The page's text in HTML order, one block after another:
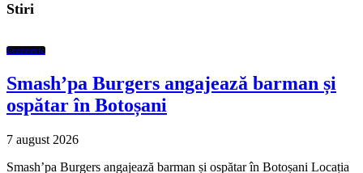
Stiri
Economic
Smash’pa Burgers angajează barman și
ospătar în Botoșani
7 august 2026
Smash’pa Burgers angajează barman și ospătar în Botoșani Locația